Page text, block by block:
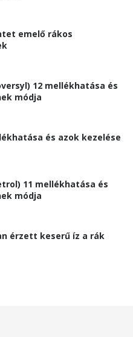
emelő rákos
12 mellékhatása és
módja
és azok kezelése
11 mellékhatása és
módja
érzett keserű íz a rák